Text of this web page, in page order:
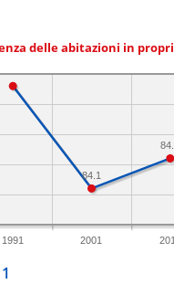
delle abitazioni in
1991 2001
84.1